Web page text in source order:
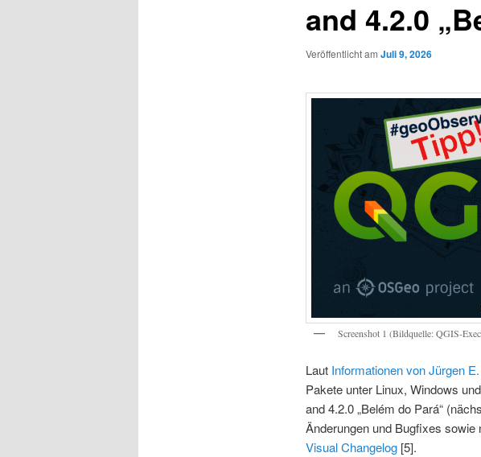
and 4.2.0
Veröffentlicht am Juli 9, 2026
Screenshot 1 (Bildquelle: QGIS-
Laut Informationen von Jürgen
Pakete unter Linux, Windows
and 4.2.0 „Belém do Pará“
Änderungen und Bugfixes sowie
Visual Changelog[5].